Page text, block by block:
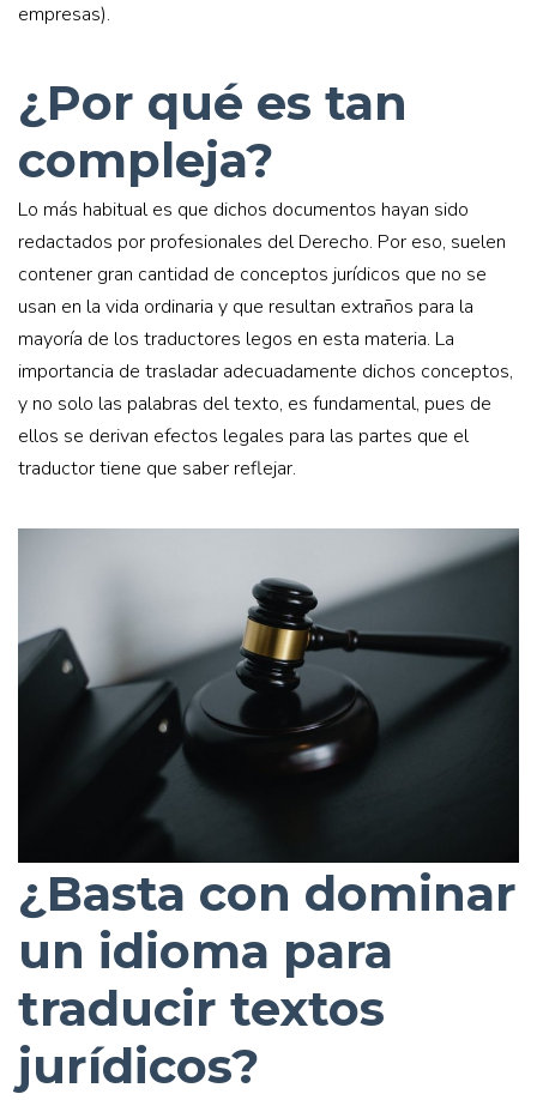
empresas).
¿Por qué es tan
compleja?
Lo más habitual es que dichos documentos hayan sido
redactados por profesionales del Derecho. Por eso, suelen
contener gran cantidad de conceptos jurídicos que no se
usan en la vida ordinaria y que resultan extraños para la
mayoría de los traductores legos en esta materia. La
importancia de trasladar adecuadamente dichos conceptos,
y no solo las palabras del texto, es fundamental, pues de
ellos se derivan efectos legales para las partes que el
traductor tiene que saber reflejar.
¿Basta con dominar
un idioma para
traducir textos
jurídicos?